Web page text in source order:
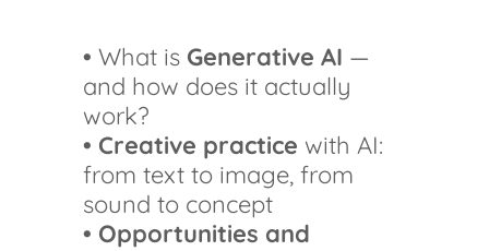
• What is Generative AI —
and how does it actually
work?
• Creative practice with AI:
from text to image, from
sound to concept
• Opportunities and